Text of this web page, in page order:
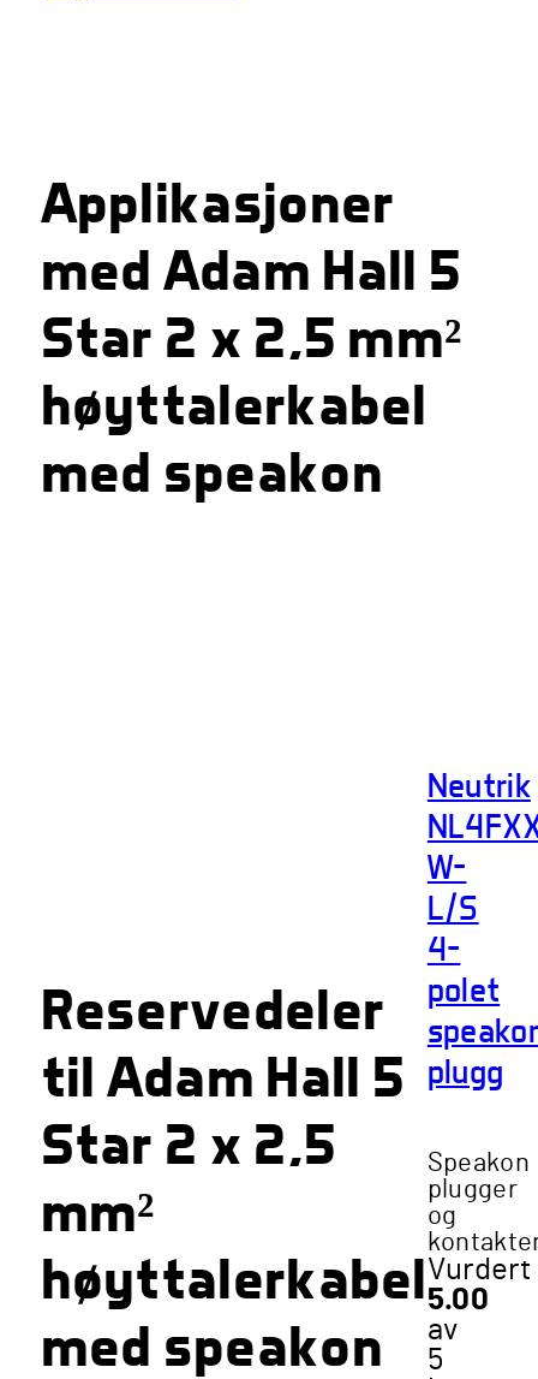
Applikasjoner
med Adam Hall 5
Star 2 x 2,5 mm²
høyttalerkabel
med speakon
Reservedeler
til Adam Hall 5
Star 2 x 2,5
mm²
høyttalerkabel
med speakon
Neutrik
W-
L/S
4-
polet
plugg
Speakon
plugger
og
Vurdert
5.00
av
5